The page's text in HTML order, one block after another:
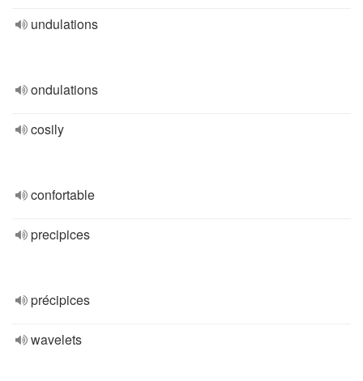
undulations
ondulations
cosily
confortable
precipices
précipices
wavelets